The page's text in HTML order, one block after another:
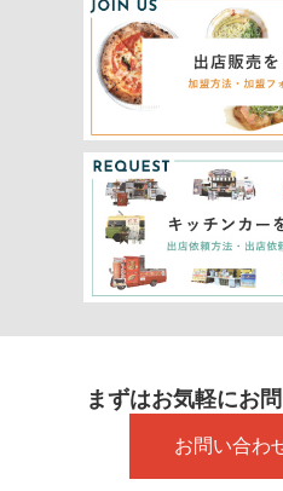
まずはお気軽にお
お問い合わ